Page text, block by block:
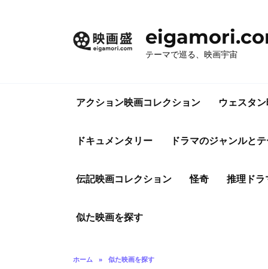
テーマで巡る、映画宇宙
アクション映画コレクション ウェスタ
ドキュメンタリー ドラマのジャンルと
伝記映画コレクション 怪奇 推理ドラ
似た映画を探す
ホーム » 似た映画を探す